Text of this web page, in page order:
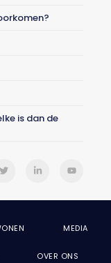
is dan de
MEDIA
OVER ONS